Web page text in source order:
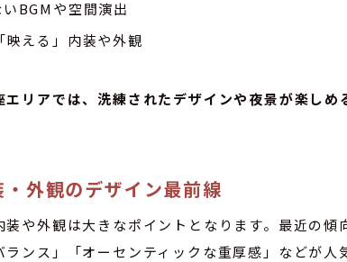
BGMや空間演出
える」内装や外観
リアでは、洗練されたデザインや夜景が楽しめ
外観のデザイン最前線
や外観は大きなポイントとなります。最近の
ランス」「オーセンティックな重厚感」などが